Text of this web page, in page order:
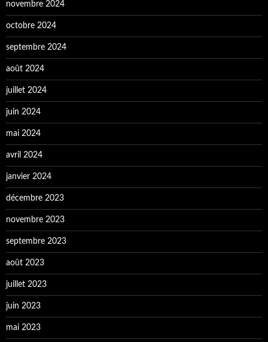
novembre 2024
octobre 2024
septembre 2024
août 2024
juillet 2024
juin 2024
mai 2024
avril 2024
janvier 2024
décembre 2023
novembre 2023
septembre 2023
août 2023
juillet 2023
juin 2023
mai 2023